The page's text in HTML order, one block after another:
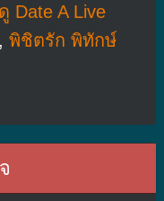
ดู Date A Live
, พิชิตรัก พิทักษ์